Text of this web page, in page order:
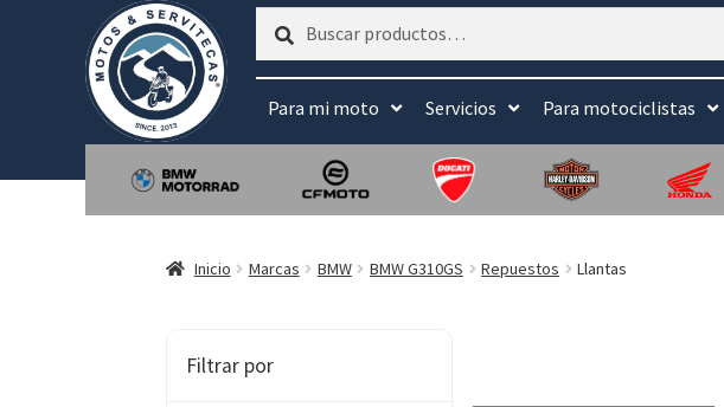
Buscar
Buscar
Para mi moto Servicios Para motociclistas
Inicio Marcas BMW BMW G310GS Repuestos Llantas
Filtrar por